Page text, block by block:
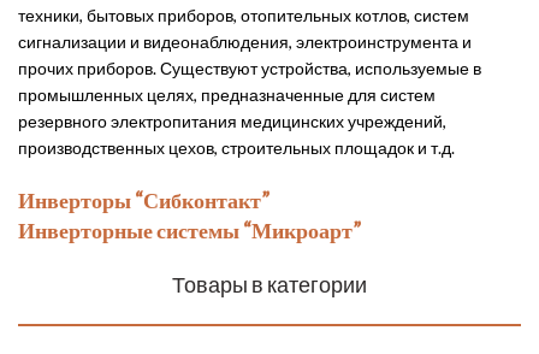
техники, бытовых приборов, отопительных котлов, систем
сигнализации и видеонаблюдения, электроинструмента и
прочих приборов. Существуют устройства, используемые в
промышленных целях, предназначенные для систем
резервного электропитания медицинских учреждений,
производственных цехов, строительных площадок и т.д.
Инверторы “Сибконтакт”
Инверторные системы “Микроарт”
Товары в категории